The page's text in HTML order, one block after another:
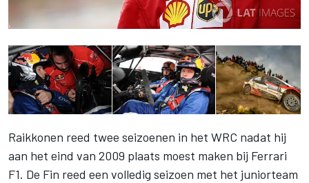
Raikkonen reed twee seizoenen in het WRC nadat hij
aan het eind van 2009 plaats moest maken bij Ferrari
F1. De Fin reed een volledig seizoen met het juniorteam